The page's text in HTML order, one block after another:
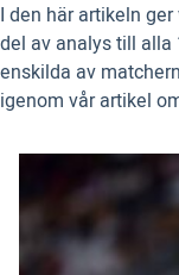
I den här artikeln
del av analys till alla
enskilda av
igenom vår artikel